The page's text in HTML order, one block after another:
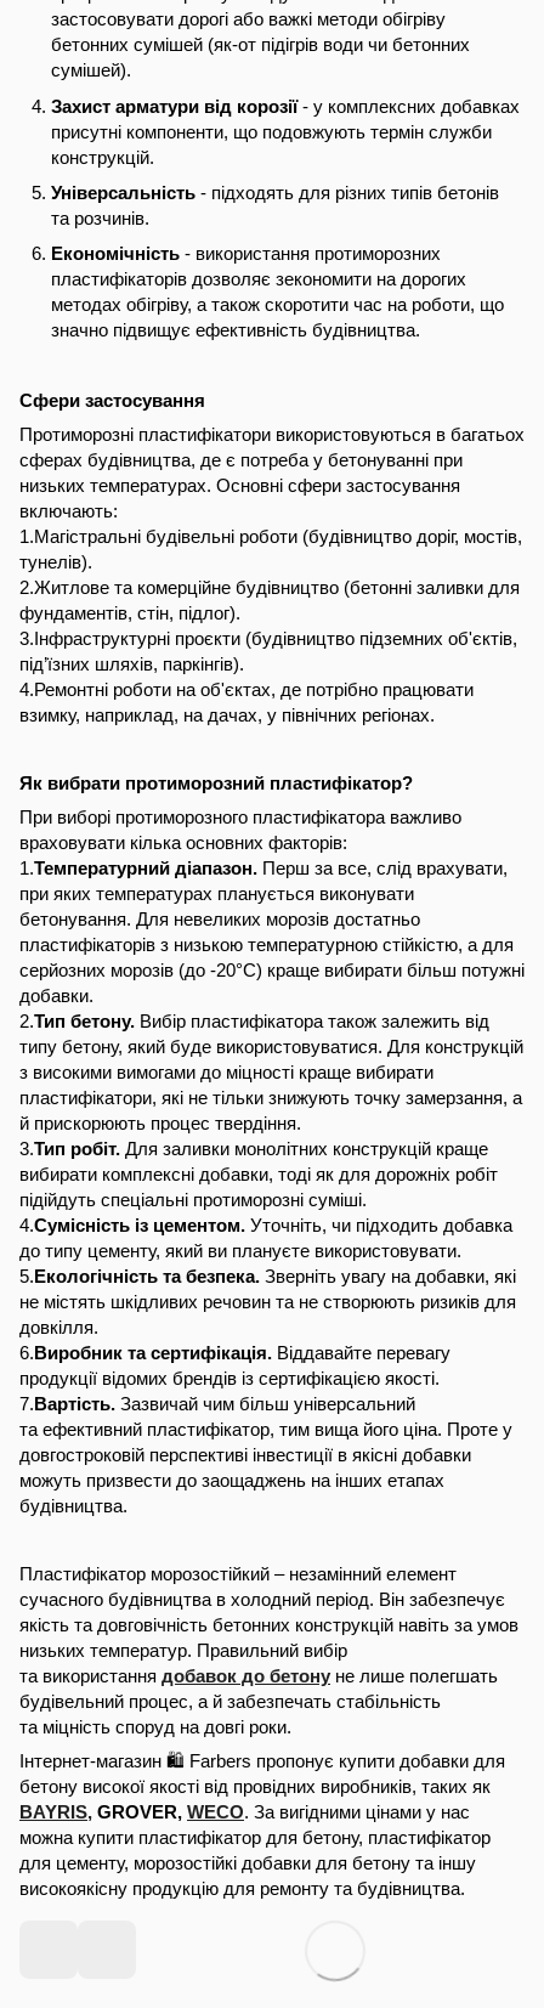
застосовувати дорогі або важкі методи обігріву
бетонних сумішей (як-от підігрів води чи бетонних
сумішей).
Захист арматури від корозії- у комплексних добавках
присутні компоненти, що подовжують термін служби
конструкцій.
Універсальність - підходять для різних типів бетонів
та розчинів.
Економічність - використання протиморозних
пластифікаторів дозволяє зекономити на дорогих
методах обігріву, а також скоротити час на роботи, що
значно підвищує ефективність будівництва.
Сфери застосування
Протиморозні пластифікатори використовуються в багатьох
сферах будівництва, де є потреба у бетонуванні при
низьких температурах. Основні сфери застосування
включають:
1.Магістральні будівельні роботи (будівництво доріг, мостів,
тунелів).
2.Житлове та комерційне будівництво (бетонні заливки для
фундаментів, стін, підлог).
3.Інфраструктурні проєкти (будівництво підземних об'єктів,
під’їзних шляхів, паркінгів).
4.Ремонтні роботи на об'єктах, де потрібно працювати
взимку, наприклад, на дачах, у північних регіонах.
Як вибрати протиморозний пластифікатор?
При виборі протиморозного пластифікатора важливо
враховувати кілька основних факторів:
1.Температурний діапазон. Перш за все, слід врахувати,
при яких температурах планується виконувати
бетонування. Для невеликих морозів достатньо
пластифікаторів з низькою температурною стійкістю, а для
серйозних морозів (до -20°C) краще вибирати більш потужні
добавки.
2.Тип бетону. Вибір пластифікатора також залежить від
типу бетону, який буде використовуватися. Для конструкцій
з високими вимогами до міцності краще вибирати
пластифікатори, які не тільки знижують точку замерзання, а
й прискорюють процес твердіння.
3.Тип робіт. Для заливки монолітних конструкцій краще
вибирати комплексні добавки, тоді як для дорожніх робіт
підійдуть спеціальні протиморозні суміші.
4.Сумісність із цементом. Уточніть, чи підходить добавка
до типу цементу, який ви плануєте використовувати.
5.Екологічність та безпека. Зверніть увагу на добавки, які
не містять шкідливих речовин та не створюють ризиків для
довкілля.
6.Виробник та сертифікація. Віддавайте перевагу
продукції відомих брендів із сертифікацією якості.
7.Вартість. Зазвичай чим більш універсальний
та ефективний пластифікатор, тим вища його ціна. Проте у
довгостроковій перспективі інвестиції в якісні добавки
можуть призвести до заощаджень на інших етапах
будівництва.
Пластифікатор морозостійкий – незамінний елемент
сучасного будівництва в холодний період. Він забезпечує
якість та довговічність бетонних конструкцій навіть за умов
низьких температур. Правильний вибір
та використання добавок до бетону не лише полегшать
будівельний процес, а й забезпечать стабільність
та міцність споруд на довгі роки.
Інтернет-магазин 🛍️ Farbers пропонує купити добавки для
бетону високої якості від провідних виробників, таких як
BAYRIS, GROVER, WECO. За вигідними цінами у нас
можна купити пластифікатор для бетону, пластифікатор
для цементу, морозостійкі добавки для бетону та іншу
високоякісну продукцію для ремонту та будівництва.